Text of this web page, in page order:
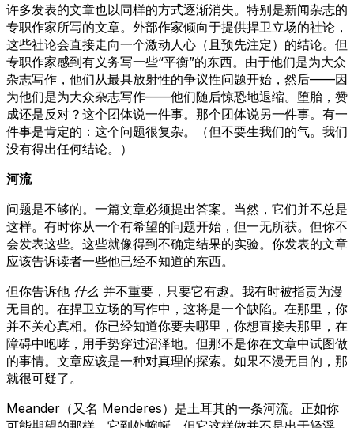
许多发表的文章也以同样的方式逐渐消失。特别是新闻杂志的
专职作家所写的文章。外部作家倾向于提供捍卫立场的社论，
这些社论会直接走向一个激动人心（且预先注定）的结论。但
专职作家感到有义务写一些“平衡”的东西。由于他们是为大众
杂志写作，他们从最具放射性的争议性问题开始，然后——因
为他们是为大众杂志写作——他们随后惊恐地退缩。堕胎，赞
成还是反对？这个团体说一件事。那个团体说另一件事。有一
件事是肯定的：这个问题很复杂。（但不要生我们的气。我们
没有得出任何结论。）
河流
问题是不够的。一篇文章必须提出答案。当然，它们并不总是
这样。有时你从一个有希望的问题开始，但一无所获。但你不
会发表这些。这些就像得到不确定结果的实验。你发表的文章
应该告诉读者一些他已经不知道的东西。
但你告诉他 什么 并不重要，只要它有趣。我有时被指责为漫
无目的。在捍卫立场的写作中，这将是一个缺陷。在那里，你
并不关心真相。你已经知道你要去哪里，你想直接去那里，在
障碍中咆哮，用手势穿过沼泽地。但那不是你在文章中试图做
的事情。文章应该是一种对真理的探索。如果不漫无目的，那
就很可疑了。
Meander（又名 Menderes）是土耳其的一条河流。正如你